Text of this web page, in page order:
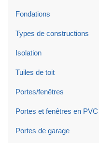
Fondations
Types de constructions
Isolation
Tuiles de toit
Portes/fenêtres
Portes et fenêtres en PVC
Portes de garage